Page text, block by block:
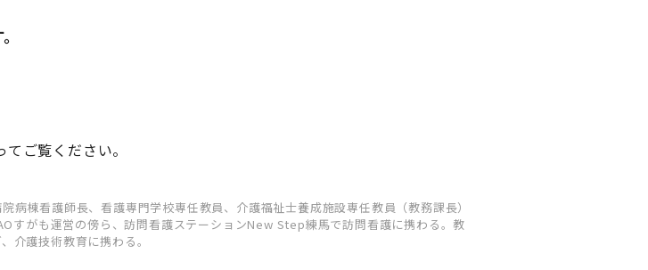
ご覧ください。
棟看護師長、看護専門学校専任教員、介護福祉士養成施設専任教員（教務課長）
すがも運営の傍ら、訪問看護ステーションNew Step練馬で訪問看護に携わる。教
介護技術教育に携わる。